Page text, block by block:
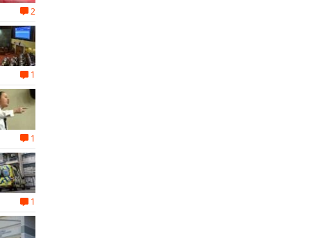
2
1
1
1